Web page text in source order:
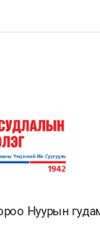
Нуурын